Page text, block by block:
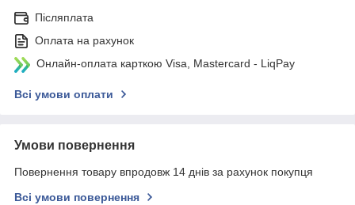
Післяплата
Оплата на рахунок
Онлайн-оплата карткою Visa, Mastercard - LiqPay
Всі умови оплати
Умови повернення
Повернення товару впродовж 14 днів за рахунок покупця
Всі умови повернення